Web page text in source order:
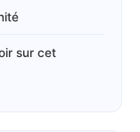
sur cet